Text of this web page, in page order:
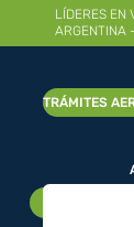
LÍDERES EN
ARGENTINA
TRÁMITES
MUY BUENO